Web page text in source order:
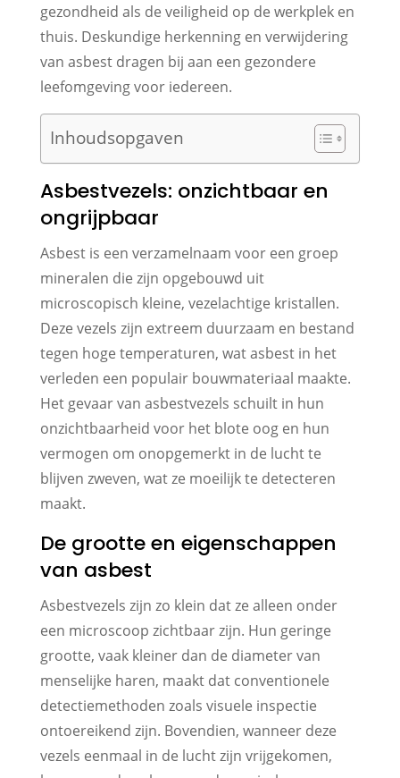
gezondheid als de veiligheid op de werkplek en
thuis. Deskundige herkenning en verwijdering
van asbest dragen bij aan een gezondere
leefomgeving voor iedereen.
Inhoudsopgaven
Asbestvezels: onzichtbaar en
ongrijpbaar
Asbest is een verzamelnaam voor een groep
mineralen die zijn opgebouwd uit
microscopisch kleine, vezelachtige kristallen.
Deze vezels zijn extreem duurzaam en bestand
tegen hoge temperaturen, wat asbest in het
verleden een populair bouwmateriaal maakte.
Het gevaar van asbestvezels schuilt in hun
onzichtbaarheid voor het blote oog en hun
vermogen om onopgemerkt in de lucht te
blijven zweven, wat ze moeilijk te detecteren
maakt.
De grootte en eigenschappen
van asbest
Asbestvezels zijn zo klein dat ze alleen onder
een microscoop zichtbaar zijn. Hun geringe
grootte, vaak kleiner dan de diameter van
menselijke haren, maakt dat conventionele
detectiemethoden zoals visuele inspectie
ontoereikend zijn. Bovendien, wanneer deze
vezels eenmaal in de lucht zijn vrijgekomen,